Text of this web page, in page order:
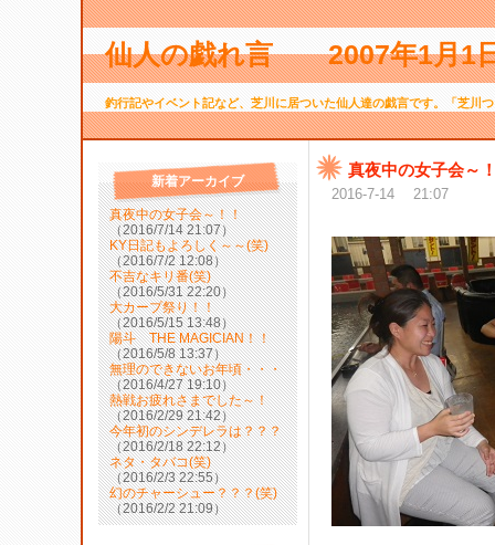
仙人の戯れ言 2007年1月
釣行記やイベント記など、芝川に居ついた仙人達の戯言です。「芝川
新着アーカイブ
真夜中の女子会～！！
（2016/7/14 21:07）
KY日記もよろしく～～(笑)
（2016/7/2 12:08）
不吉なキリ番(笑)
（2016/5/31 22:20）
大カープ祭り！！
（2016/5/15 13:48）
陽斗 THE MAGICIAN！！
（2016/5/8 13:37）
無理のできないお年頃・・・
（2016/4/27 19:10）
熱戦お疲れさまでした～！
（2016/2/29 21:42）
今年初のシンデレラは？？？
（2016/2/18 22:12）
ネタ・タバコ(笑)
（2016/2/3 22:55）
幻のチャーシュー？？？(笑)
（2016/2/2 21:09）
真夜中の女子会～
2016-7-14 21:07